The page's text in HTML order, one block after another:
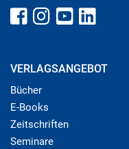
VERLAGSANGEBOT
Bücher
E-Books
Zeitschriften
Seminare